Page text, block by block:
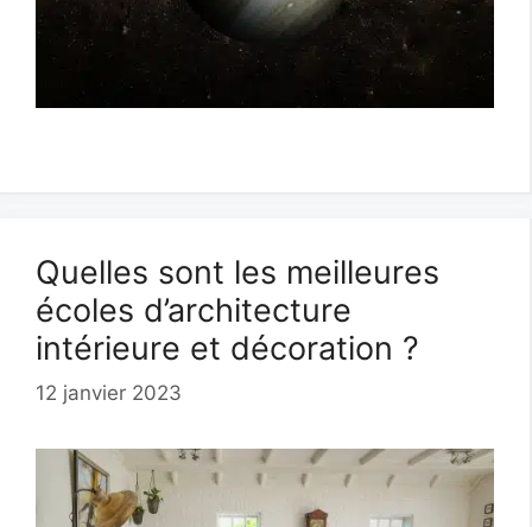
Quelles sont les meilleures
écoles d’architecture
intérieure et décoration ?
12 janvier 2023